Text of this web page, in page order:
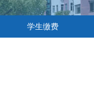
学生缴费